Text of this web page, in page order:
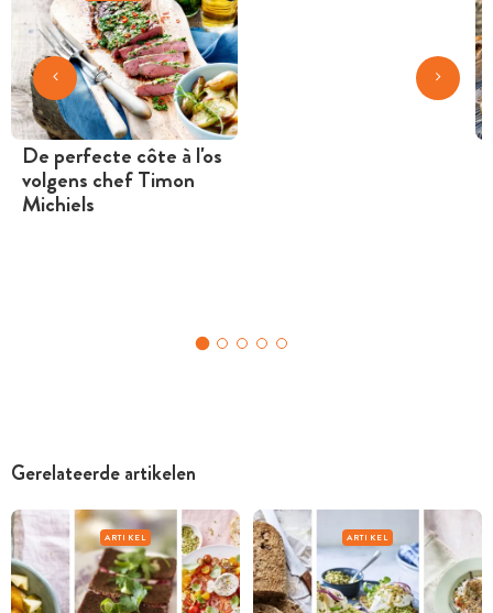
De perfecte côte à l'os
volgens chef Timon
Michiels
Gerelateerde artikelen
ARTIKEL ARTIKEL